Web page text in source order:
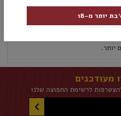
יותר.
מעודכנים
לרשימת התפוצה שלנו
יותר מ-18